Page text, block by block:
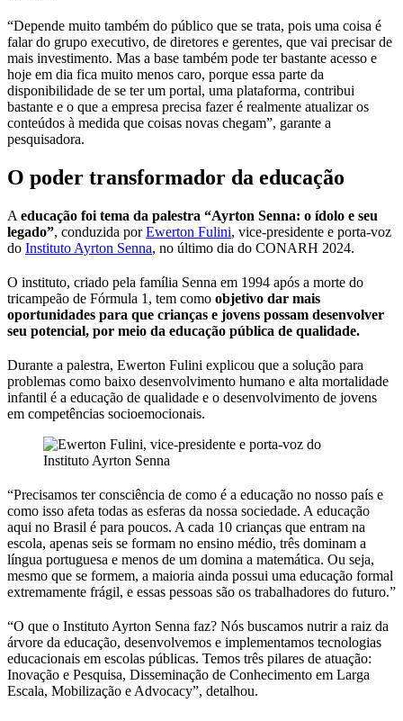
“Depende muito também do público que se trata, pois uma coisa é
falar do grupo executivo, de diretores e gerentes, que vai precisar de
mais investimento. Mas a base também pode ter bastante acesso e
hoje em dia fica muito menos caro, porque essa parte da
disponibilidade de se ter um portal, uma plataforma, contribui
bastante e o que a empresa precisa fazer é realmente atualizar os
conteúdos à medida que coisas novas chegam”, garante a
pesquisadora.
O poder transformador da educação
A educação foi tema da palestra “Ayrton Senna: o ídolo e seu
legado”, conduzida porEwerton Fulini, vice-presidente e porta-voz
do Instituto Ayrton Senna, no último dia do CONARH 2024.
O instituto, criado pela família Senna em 1994 após a morte do
tricampeão de Fórmula 1, tem como objetivo dar mais
oportunidades para que crianças e jovens possam desenvolver
seu potencial, por meio da educação pública de qualidade.
Durante a palestra, Ewerton Fulini explicou que a solução para
problemas como baixo desenvolvimento humano e alta mortalidade
infantil é a educação de qualidade e o desenvolvimento de jovens
em competências socioemocionais.
“Precisamos ter consciência de como é a educação no nosso país e
como isso afeta todas as esferas da nossa sociedade. A educação
aqui no Brasil é para poucos. A cada 10 crianças que entram na
escola, apenas seis se formam no ensino médio, três dominam a
língua portuguesa e menos de um domina a matemática. Ou seja,
mesmo que se formem, a maioria ainda possui uma educação formal
extremamente frágil, e essas pessoas são os trabalhadores do futuro.”
“O que o Instituto Ayrton Senna faz? Nós buscamos nutrir a raiz da
árvore da educação, desenvolvemos e implementamos tecnologias
educacionais em escolas públicas. Temos três pilares de atuação:
Inovação e Pesquisa, Disseminação de Conhecimento em Larga
Escala, Mobilização e Advocacy”, detalhou.